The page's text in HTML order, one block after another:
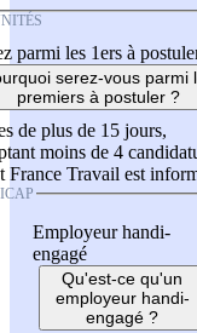
parmi les 1ers à
serez-vous parmi
premiers à postuler ?
de plus de 15 jours,
moins de 4
France Travail est
Employeur handi-
engagé
Qu'est-ce qu'un
employeur handi-
engagé ?